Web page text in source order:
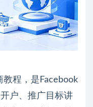
程，是Facebook
户、推广目标讲